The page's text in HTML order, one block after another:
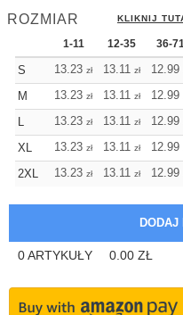
ROZMIAR KLIKNIJ
1-11 12-35 36-
S 13.23 zł 13.11 zł 12.99
M
13.23 zł 13.11 zł 12.99
L
13.23 zł 13.11 zł 12.99
XL
13.23 zł 13.11 zł 12.99
2XL
13.23 zł 13.11 zł 12.99
0ARTYKUŁY 0.00 ZŁ